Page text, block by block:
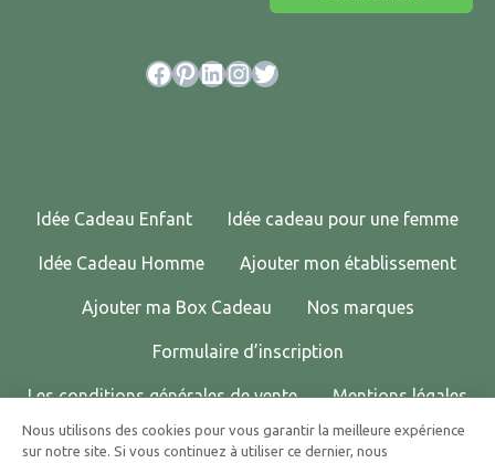
Facebook Pinterest LinkedIn InstagramTwitter
Idée Cadeau Enfant Idée cadeau pour une femme
Idée Cadeau Homme Ajouter mon établissement
Ajouter ma Box Cadeau Nos marques
Formulaire d’inscription
Les conditions générales de vente Mentions légales
Politique de confidentialité Contactez-nous !
Nous utilisons des cookies pour vous garantir la meilleure expérience
sur notre site. Si vous continuez à utiliser ce dernier, nous